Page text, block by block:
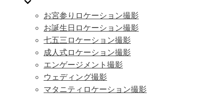
お宮参りロケーション撮影
お誕生日ロケーション撮影
七五三ロケーション撮影
成人式ロケーション撮影
エンゲージメント撮影
ウェディング撮影
マタニティロケーション撮影